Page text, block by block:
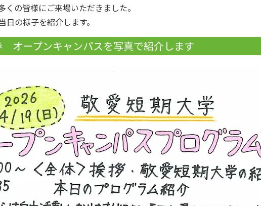
の皆様にご来場いただきました。
の様子を紹介します。
オープンキャンパスを写真で紹介します